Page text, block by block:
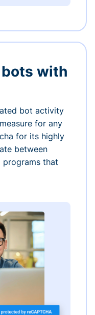
bots with
bot activity
for any
for its highly
between
programs that